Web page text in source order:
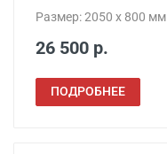
Размер: 2050 x 800 мм
26 500 р.
ПОДРОБНЕЕ